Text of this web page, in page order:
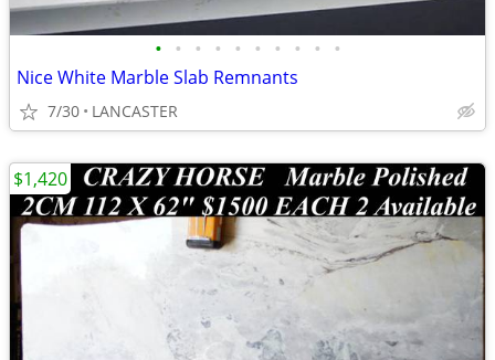
• • • • • • • • • •
Nice White Marble Slab Remnants
7/30 LANCASTER
$1,420